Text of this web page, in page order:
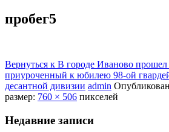
пробег5
Вернуться к В городе Иваново прошел
приуроченный к юбилею 98-ой
десантной дивизии admin
размер: 760 × 506 пикселей
Недавние записи